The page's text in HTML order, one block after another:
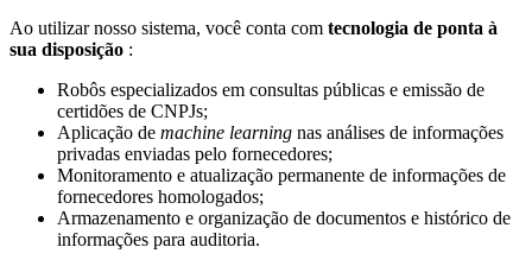
Ao utilizar nosso sistema, você conta com tecnologia de ponta à
sua disposição :
Robôs especializados em consultas públicas e emissão de
certidões de CNPJs;
Aplicação de machine learning nas análises de informações
privadas enviadas pelo fornecedores;
Monitoramento e atualização permanente de informações de
fornecedores homologados;
Armazenamento e organização de documentos e histórico de
informações para auditoria.